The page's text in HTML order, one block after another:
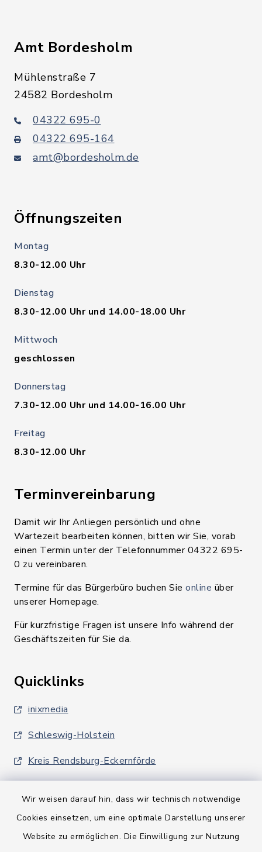
Wir weisen darauf hin, dass wir technisch notwendige
Cookies einsetzen, um eine optimale Darstellung unserer
Website zu ermöglichen. Die Einwilligung zur Nutzung
Amt Bordesholm
Mühlenstraße 7
24582 Bordesholm
04322 695-0
04322 695-164
amt@bordesholm.de
Öffnungszeiten
Montag
8.30-12.00 Uhr
Dienstag
8.30-12.00 Uhr und 14.00-18.00 Uhr
Mittwoch
geschlossen
Donnerstag
7.30-12.00 Uhr und 14.00-16.00 Uhr
Freitag
8.30-12.00 Uhr
Terminvereinbarung
Damit wir Ihr Anliegen persönlich und ohne
Wartezeit bearbeiten können, bitten wir Sie, vorab
einen Termin unter der Telefonnummer 04322 695-
0 zu vereinbaren.
Termine für das Bürgerbüro buchen Sie online über
unserer Homepage.
Für kurzfristige Fragen ist unsere Info während der
Geschäftszeiten für Sie da.
Quicklinks
inixmedia
Schleswig-Holstein
Kreis Rendsburg-Eckernförde